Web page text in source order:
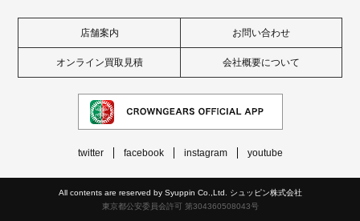
店舗案内 お問い合わせ
オンライン買取見積 会社概要について
twitter facebook instagram youtube
All contents are reserved by Syuppin Co.,Ltd. シュッピン株式会社
東京都公安委員会許可 第304360508043号